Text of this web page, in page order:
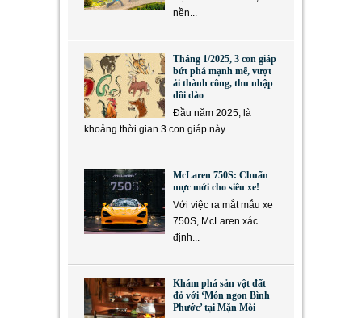
nền...
Tháng 1/2025, 3 con giáp
bứt phá mạnh mẽ, vượt
ải thành công, thu nhập
dồi dào
Đầu năm 2025, là
khoảng thời gian 3 con giáp này...
McLaren 750S: Chuẩn
mực mới cho siêu xe!
Với việc ra mắt mẫu xe
750S, McLaren xác
định...
Khám phá sản vật đất
đỏ với ‘Món ngon Bình
Phước’ tại Mặn Mòi